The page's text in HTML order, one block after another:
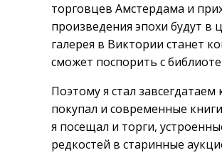
торговцев Амстердама и
произведения эпохи будут в
галерея в Виктории станет
сможет поспорить с
Поэтому я стал
покупал и современные
я посещал и торги,
редкостей в старинные